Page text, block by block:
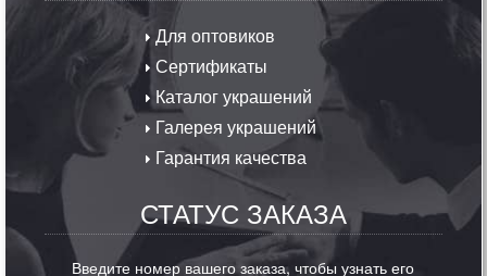
Для оптовиков
Сертификаты
Каталог украшений
Галерея украшений
Гарантия качества
СТАТУС ЗАКАЗА
Введите номер вашего заказа, чтобы узнать его